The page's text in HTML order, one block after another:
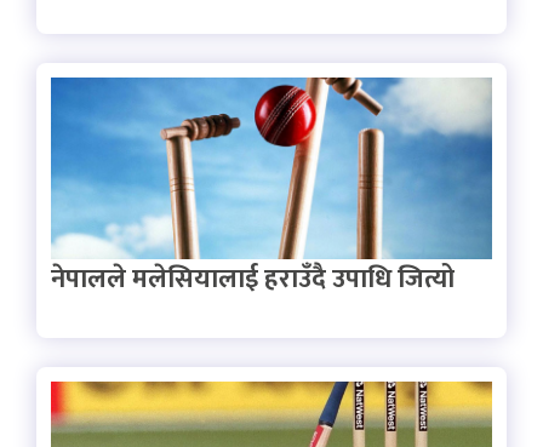
नेपालले मलेसियालाई हराउँदै उपाधि जित्यो